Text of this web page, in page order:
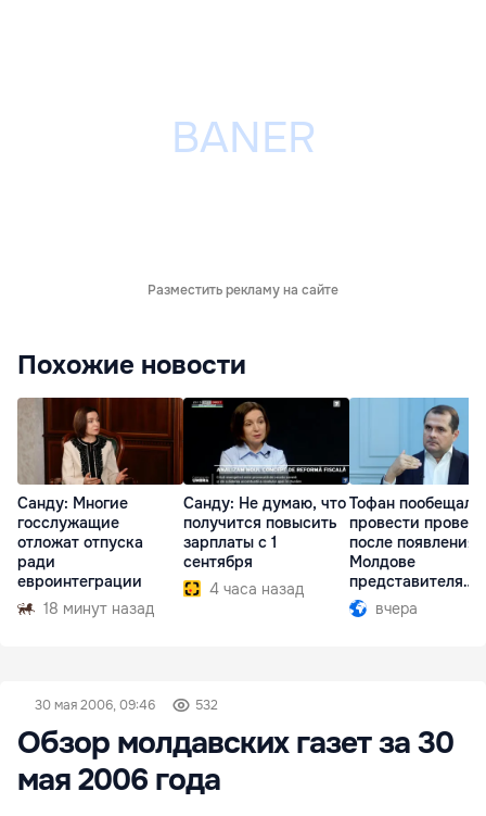
Разместить рекламу на сайте
Похожие новости
Санду: Многие
госслужащие
отложат отпуска
ради
евроинтеграции
18 минут назад
Санду: Не думаю, что
получится повысить
зарплаты с 1
сентября
4 часа назад
Тофан пообещал
провести
после появления
Молдове
представителя
Южной Осетии
вчера
30 мая 2006, 09:46 532
Обзор молдавских газет за 30
мая 2006 года